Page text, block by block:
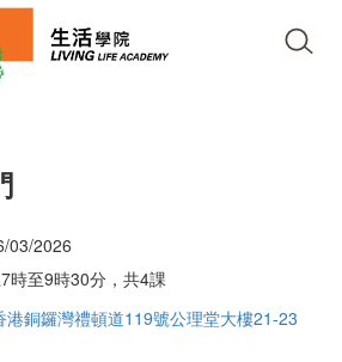
03/2026
時至9時30分，共4課
港銅鑼灣禮頓道119號公理堂大樓21-23